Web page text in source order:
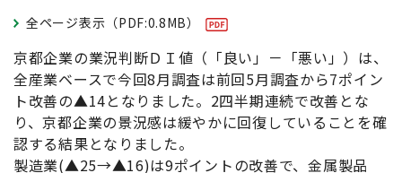
全ページ表示（PDF:0.8MB）
京都企業の業況判断ＤＩ値（「良い」－「悪い」）は、
全産業ベースで今回8月調査は前回5月調査から7ポイン
ト改善の▲14となりました。2四半期連続で改善とな
り、京都企業の景況感は緩やかに回復していることを確
認する結果となりました。
製造業(▲25→▲16)は9ポイントの改善で、金属製品